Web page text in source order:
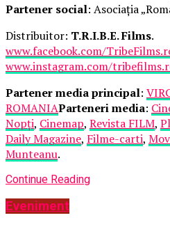
Partener social: Asociația
Distribuitor: T.R.I.B.E. Films.
www.facebook.com/
www.instagram.com/
Partener media principal:
ROMANIAParteneri media:
Nopți, Cinemap, Revista FILM,
Daily Magazine, Filme-carti,
Munteanu.
Continue Reading
Eveniment